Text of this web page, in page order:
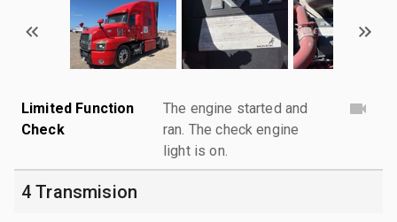
Limited Function
Check
The engine started and
ran. The check engine
light is on.
4 Transmision